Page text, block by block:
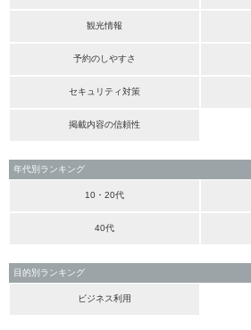
観光情報
予約のしやすさ
セキュリティ対策
掲載内容の信頼性
年代別ランキング
10・20代
40代
目的別ランキング
ビジネス利用